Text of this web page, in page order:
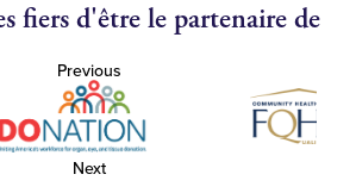
fiers d'être le partenaire de
Previous
Next